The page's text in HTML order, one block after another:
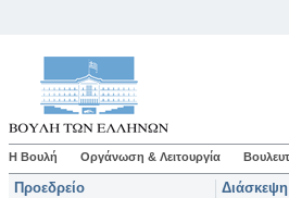
Η Βουλή Οργάνωση & Λειτουργία
Προεδρείο